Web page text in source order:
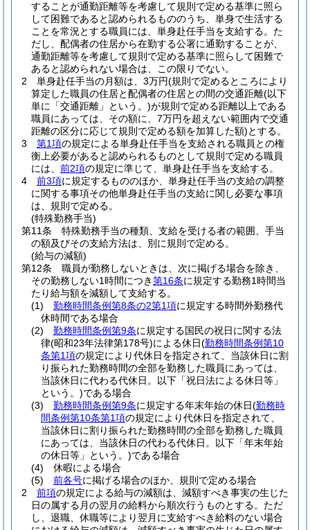
することが通勤距離等を考慮して規則で定める基準に照ら
して困難であると認められるもののうち、単身で生活する
ことを常況とする職員には、単身赴任手当を支給する。 た
だし、配偶者の住居から在勤する公署に通勤することが、
通勤距離等を考慮して規則で定める基準に照らして困難で
あると認められない場合は、この限りでない。
2
単身赴任手当の月額は、3万円(規則で定めるところにより
算定した職員の住居と配偶者の住居との間の交通距離(以下
単に「交通距離」という。)が規則で定める距離以上である
職員にあっては、その額に、7万円を超えない範囲内で交通
距離の区分に応じて規則で定める額を加算した額)とする。
3
第1項の規定による単身赴任手当を支給される職員との権
衡上必要があると認められるものとして規則で定める職員
には、 前2項の規定に準じて、単身赴任手当を支給する。
4
前3項に規定するもののほか、単身赴任手当の支給の調整
に関する事項その他単身赴任手当の支給に関し必要な事項
は、規則で定める。
(特殊勤務手当)
第11条
特殊勤務手当の種類、支給を受ける者の範囲、手当
の額及びその支給方法は、別に規則で定める。
(給与の減額)
第12条
職員が勤務しないときは、次に掲げる場合を除き、
その勤務しない1時間につき第16条に規定する勤務1時間当
たり給与額を減額して支給する。
(1)
勤務時間条例第8条の2第1項に規定する時間外勤務代
休時間である場合
(2)
勤務時間条例第9条に規定する国民の祝日に関する法
律(昭和23年法律第178号)による休日(勤務時間条例第10
条第1項の規定により代休日を指定されて、当該休日に割
り振られた勤務時間の全部を勤務した職員にあっては、
当該休日に代わる代休日。以下「祝日法による休日等」
という。)である場合
(3)
勤務時間条例第9条に規定する年末年始の休日(勤務時
間条例第10条第1項の規定により代休日を指定されて、
当該休日に割り振られた勤務時間の全部を勤務した職員
にあっては、当該休日の代わる代休日。以下「年末年始
の休日等」という。)である場合
(4)
休暇による場合
(5)
前各号に掲げる場合のほか、規則で定める場合
2
前項の規定による給与の減額は、減額すべき事実の生じた
日の属する月の翌月の給料から順次行うものとする。 ただ
し、退職、休職等により翌月に支給すべき給料のない場合